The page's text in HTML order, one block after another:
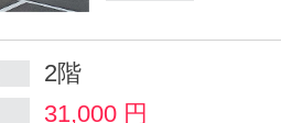
2階
31,000 円